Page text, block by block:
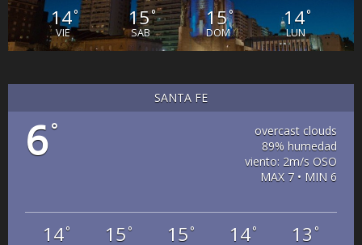
14°
VIE
15°
SAB
15°
DOM
14°
LUN
SANTA FE
6°
overcast clouds
89% humedad
viento: 2m/s OSO
MAX 7 • MIN 6
14° 15° 15° 14° 13 °